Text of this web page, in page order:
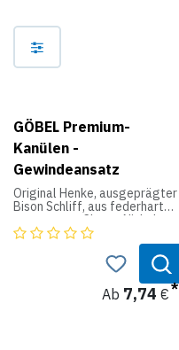
GÖBEL Premium-
Kanülen -
Gewindeansatz
Original Henke, ausgeprägter
Bison Schliff, aus federhart
gezogenem Chrom-Nickel
Stahl hergestellt,
Kanülenrohr mit hoher
Stabilität und extremer
Mit Gewindeansatz –
Ab 7,74 €